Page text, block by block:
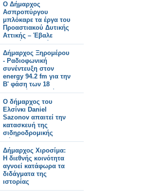
Ο Δήμαρχος
Ασπροπύργου
μπλόκαρε τα έργα του
Προαστιακού Δυτικής
Αττικής – Έβαλε
ανθρώπους πάνω
στις γραμμές
Δήμαρχος Ξηρομέρου
- Ραδιοφωνική
συνέντευξη στον
energy 94.2 fm για την
Β' φάση των 18
λιμενικών μελετών
(ηχητικό).
Ο δήμαρχος του
Ελσίνκι Daniel
Sazonov απαιτεί την
κατασκευή της
σιδηροδρομικής
σήραγγας προς το
Ταλίν
Δήμαρχος Χιροσίμα:
Η διεθνής κοινότητα
αγνοεί κατάφωρα τα
διδάγματα της
ιστορίας